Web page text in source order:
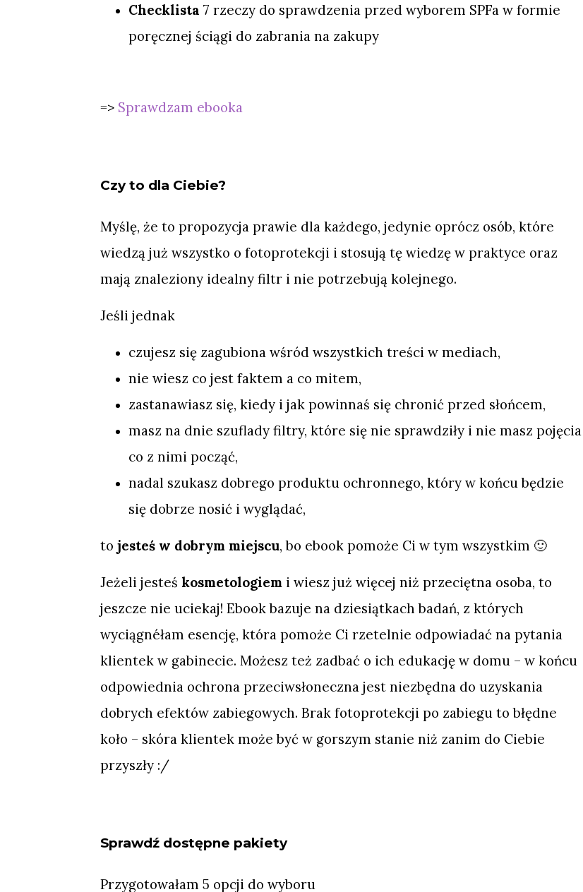
Checklista 7 rzeczy do sprawdzenia przed wyborem SPFa w formie
poręcznej ściągi do zabrania na zakupy
=> Sprawdzam ebooka
Czy to dla Ciebie?
Myślę, że to propozycja prawie dla każdego, jedynie oprócz osób, które
wiedzą już wszystko o fotoprotekcji i stosują tę wiedzę w praktyce oraz
mają znaleziony idealny filtr i nie potrzebują kolejnego.
Jeśli jednak
czujesz się zagubiona wśród wszystkich treści w mediach,
nie wiesz co jest faktem a co mitem,
zastanawiasz się, kiedy i jak powinnaś się chronić przed słońcem,
masz na dnie szuflady filtry, które się nie sprawdziły i nie masz pojęcia
co z nimi począć,
nadal szukasz dobrego produktu ochronnego, który w końcu będzie
się dobrze nosić i wyglądać,
to jesteś w dobrym miejscu, bo ebook pomoże Ci w tym wszystkim 🙂
Jeżeli jesteś kosmetologiem i wiesz już więcej niż przeciętna osoba, to
jeszcze nie uciekaj! Ebook bazuje na dziesiątkach badań, z których
wyciągnéłam esencję, która pomoże Ci rzetelnie odpowiadać na pytania
klientek w gabinecie. Możesz też zadbać o ich edukację w domu – w końcu
odpowiednia ochrona przeciwsłoneczna jest niezbędna do uzyskania
dobrych efektów zabiegowych. Brak fotoprotekcji po zabiegu to błędne
koło – skóra klientek może być w gorszym stanie niż zanim do Ciebie
przyszły :/
Sprawdź dostępne pakiety
Przygotowałam 5 opcji do wyboru